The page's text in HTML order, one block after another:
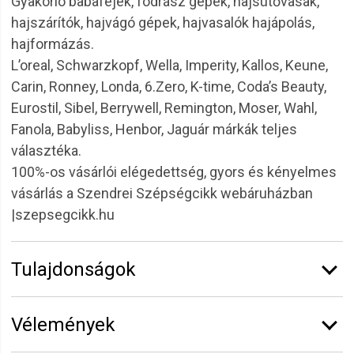
hajszárítók, hajvágó gépek, hajvasalók hajápolás,
hajformázás.
L’oreal, Schwarzkopf, Wella, Imperity, Kallos, Keune,
Carin, Ronney, Londa, 6.Zero, K-time, Coda’s Beauty,
Eurostil, Sibel, Berrywell, Remington, Moser, Wahl,
Fanola, Babyliss, Henbor, Jaguár márkák teljes
választéka.
100%-os vásárlói elégedettség, gyors és kényelmes
vásárlás a Szendrei Szépségcikk webáruházban
|szepsegcikk.hu
Tulajdonságok
Kiszerelés:
Termékcsalád:
Szalon
Vélemények